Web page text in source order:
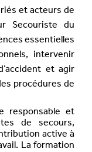
et acteurs de
Secouriste du
essentielles
intervenir
et agir
procédures de
responsable et
de secours,
active à
La formation